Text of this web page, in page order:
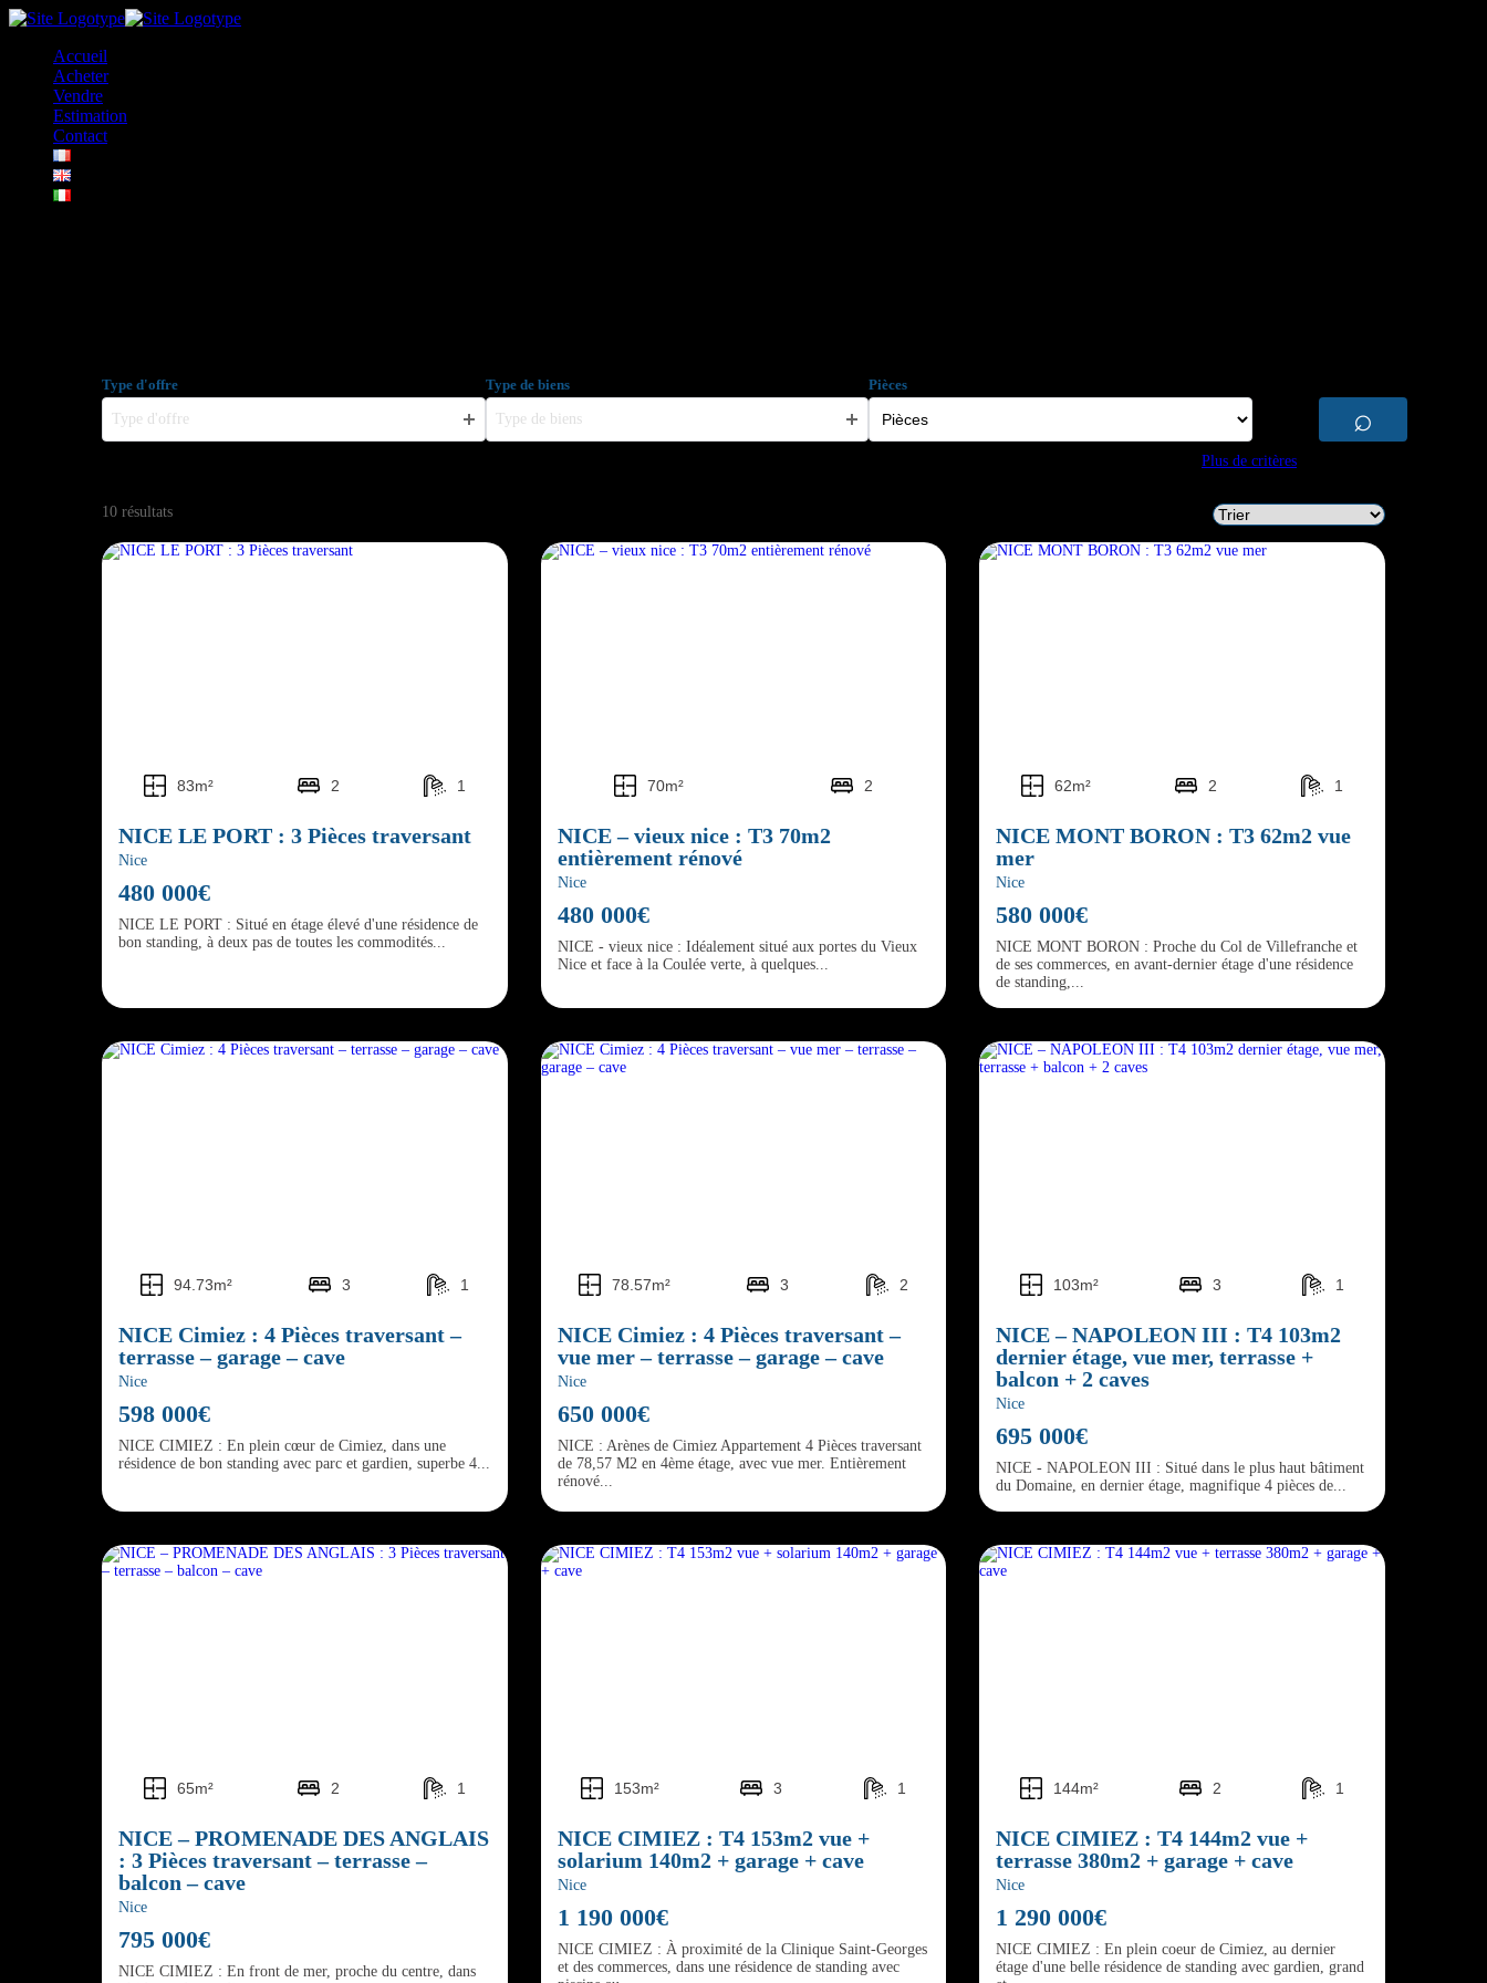
Accueil
Acheter
Vendre
Estimation
Contact
Type d'offre
Type d'offre
Type de biens
Type de biens
Pièces
Plus de critères
⌕
10 résultats
83m² 2 1
NICE LE PORT : 3 Pièces traversant
Nice
480 000€
NICE LE PORT : Situé en étage élevé d'une résidence de
bon standing, à deux pas de toutes les commodités...
70m² 2
NICE – vieux nice : T3 70m2
entièrement rénové
Nice
480 000€
NICE - vieux nice : Idéalement situé aux portes du Vieux
Nice et face à la Coulée verte, à quelques...
62m² 2 1
NICE MONT BORON : T3 62m2 vue
mer
Nice
580 000€
NICE MONT BORON : Proche du Col de Villefranche et
de ses commerces, en avant-dernier étage d'une résidence
de standing,...
94.73m² 3 1
NICE Cimiez : 4 Pièces traversant –
terrasse – garage – cave
Nice
598 000€
NICE CIMIEZ : En plein cœur de Cimiez, dans une
résidence de bon standing avec parc et gardien, superbe 4...
78.57m² 3 2
NICE Cimiez : 4 Pièces traversant –
vue mer – terrasse – garage – cave
Nice
650 000€
NICE : Arènes de Cimiez Appartement 4 Pièces traversant
de 78,57 M2 en 4ème étage, avec vue mer. Entièrement
rénové...
103m² 3 1
NICE – NAPOLEON III : T4 103m2
dernier étage, vue mer, terrasse +
balcon + 2 caves
Nice
695 000€
NICE - NAPOLEON III : Situé dans le plus haut bâtiment
du Domaine, en dernier étage, magnifique 4 pièces de...
65m² 2 1
NICE – PROMENADE DES ANGLAIS
: 3 Pièces traversant – terrasse –
balcon – cave
Nice
795 000€
NICE CIMIEZ : En front de mer, proche du centre, dans
153m² 3 1
NICE CIMIEZ : T4 153m2 vue +
solarium 140m2 + garage + cave
Nice
1 190 000€
NICE CIMIEZ : À proximité de la Clinique Saint-Georges
et des commerces, dans une résidence de standing avec
144m² 2 1
NICE CIMIEZ : T4 144m2 vue +
terrasse 380m2 + garage + cave
Nice
1 290 000€
NICE CIMIEZ : En plein coeur de Cimiez, au dernier
étage d'une belle résidence de standing avec gardien, grand